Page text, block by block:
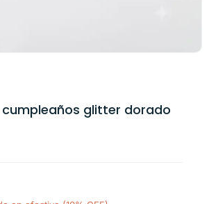
cumpleaños glitter dorado